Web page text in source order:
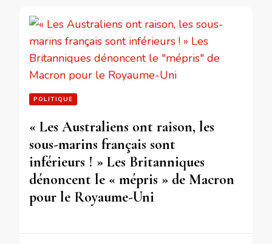
POLITIQUE
« Les Australiens ont raison, les
sous-marins français sont
inférieurs ! » Les Britanniques
dénoncent le « mépris » de Macron
pour le Royaume-Uni